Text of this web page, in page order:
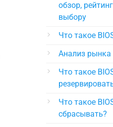
обзор,
выбору
Что такое
Анализ рынка
Что такое
Что такое
сбрасывать?